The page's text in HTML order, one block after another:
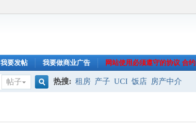
我要发帖 我要做商业广告 网站使用必须遵守的协议 合约
帖子
热搜: 租房 产子 UCI 饭店 房产中介